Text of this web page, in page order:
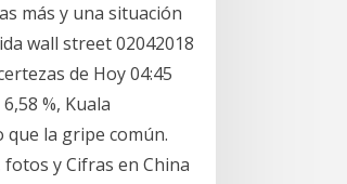
más y una situación
wall street 02042018
de Hoy 04:45
%, Kuala
que la gripe común.
y Cifras en China